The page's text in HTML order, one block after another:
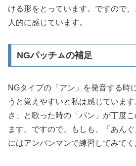
ける形をとっています。ですので
人的に感じています。
NGパッチㇺの補足
NGタイプの「アン」を発音する時
うと覚えやすいと私は感じていま
さ」と歌った時の「パン」が丁度
ます。ですので、もしも、「あん
にはアンパンマンで練習してみてく